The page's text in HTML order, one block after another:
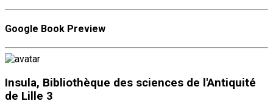
Google Book Preview
Insula, Bibliothèque des sciences de l'Antiquité
de Lille 3